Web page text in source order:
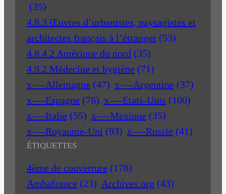
(35)
4.8.3 Œuvres d’urbanistes, paysagistes et
architectes français à l’étranger (53)
4.8.4.2 Amérique du nord (35)
4.9.2 Médecine et hygiène (71)
x—-Allemagne (47) x—-Argentine (37)
x—-Espagne (76) x—-Etats-Unis (100)
x—-Italie (55) x—-Mexique (35)
x—-Royaume-Uni (93) x—-Russie (41)
ÉTIQUETTES
4ème de couverture (178)
Ambafrance (23) Archives.org (43)